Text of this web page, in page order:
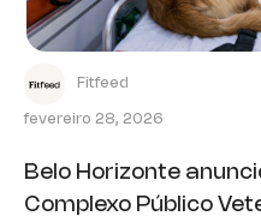
Fitfeed
fevereiro 28, 2026
Belo Horizonte
Complexo Público